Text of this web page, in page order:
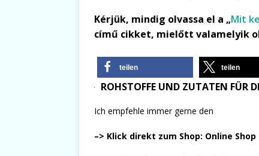
Kérjük, mindig olvassa el a „Mit
című cikket, mielőtt valamelyik
teilen teilen
ROHSTOFFE UND ZUTATEN FÜR
Ich empfehle immer gerne den
–> Klick direkt zum Shop: Online